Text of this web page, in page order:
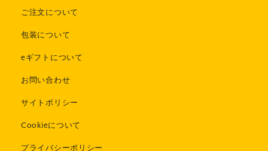
ご注文について
包装について
eギフトについて
お問い合わせ
サイトポリシー
Cookieについて
プライバシーポリシー